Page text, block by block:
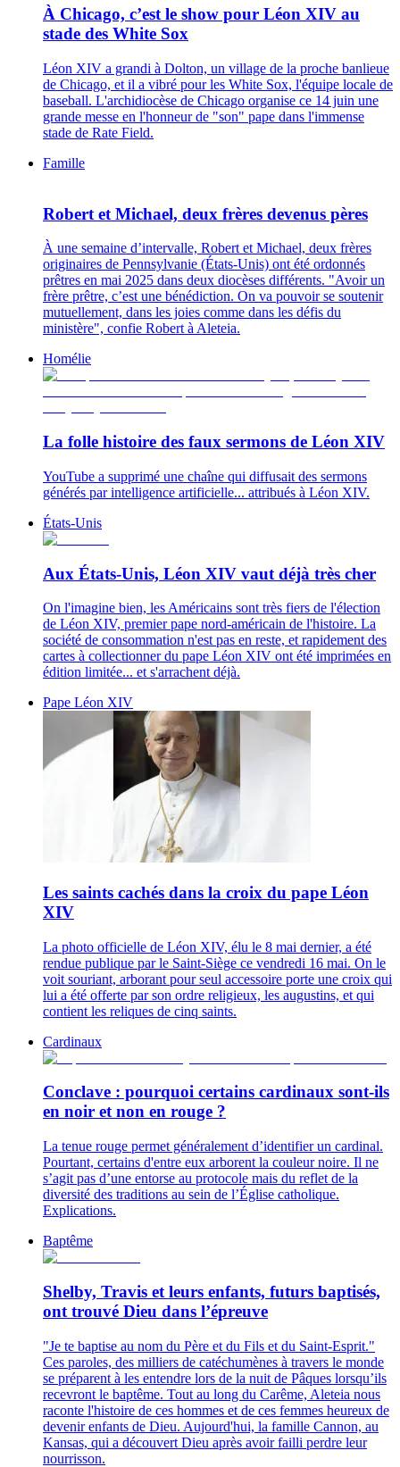
À Chicago, c’est le show pour Léon XIV au
stade des White Sox
Léon XIV a grandi à Dolton, un village de la proche banlieue
de Chicago, et il a vibré pour les White Sox, l'équipe locale de
baseball. L'archidiocèse de Chicago organise ce 14 juin une
grande messe en l'honneur de "son" pape dans l'immense
stade de Rate Field.
Famille
Robert et Michael, deux frères devenus pères
À une semaine d’intervalle, Robert et Michael, deux frères
originaires de Pennsylvanie (États-Unis) ont été ordonnés
prêtres en mai 2025 dans deux diocèses différents. "Avoir un
frère prêtre, c’est une bénédiction. On va pouvoir se soutenir
mutuellement, dans les joies comme dans les défis du
ministère", confie Robert à Aleteia.
Homélie
La folle histoire des faux sermons de Léon XIV
YouTube a supprimé une chaîne qui diffusait des sermons
générés par intelligence artificielle... attribués à Léon XIV.
États-Unis
Aux États-Unis, Léon XIV vaut déjà très cher
On l'imagine bien, les Américains sont très fiers de l'élection
de Léon XIV, premier pape nord-américain de l'histoire. La
société de consommation n'est pas en reste, et rapidement des
cartes à collectionner du pape Léon XIV ont été imprimées en
édition limitée... et s'arrachent déjà.
Pape Léon XIV
Les saints cachés dans la croix du pape Léon
XIV
La photo officielle de Léon XIV, élu le 8 mai dernier, a été
rendue publique par le Saint-Siège ce vendredi 16 mai. On le
voit souriant, arborant pour seul accessoire porte une croix qui
lui a été offerte par son ordre religieux, les augustins, et qui
contient les reliques de cinq saints.
Cardinaux
Conclave : pourquoi certains cardinaux sont-ils
en noir et non en rouge ?
La tenue rouge permet généralement d’identifier un cardinal.
Pourtant, certains d'entre eux arborent la couleur noire. Il ne
s’agit pas d’une entorse au protocole mais du reflet de la
diversité des traditions au sein de l’Église catholique.
Explications.
Baptême
Shelby, Travis et leurs enfants, futurs baptisés,
ont trouvé Dieu dans l’épreuve
"Je te baptise au nom du Père et du Fils et du Saint-Esprit."
Ces paroles, des milliers de catéchumènes à travers le monde
se préparent à les entendre lors de la nuit de Pâques lorsqu’ils
recevront le baptême. Tout au long du Carême, Aleteia nous
raconte l'histoire de ces hommes et de ces femmes heureux de
devenir enfants de Dieu. Aujourd'hui, la famille Cannon, au
Kansas, qui a découvert Dieu après avoir failli perdre leur
nourrisson.